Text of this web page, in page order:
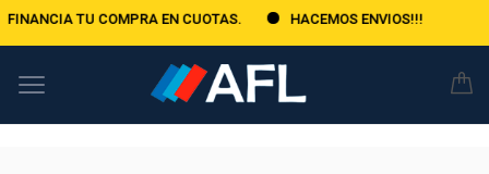
TU COMPRA EN CUOTAS. HACEMOS ENVIOS!!!